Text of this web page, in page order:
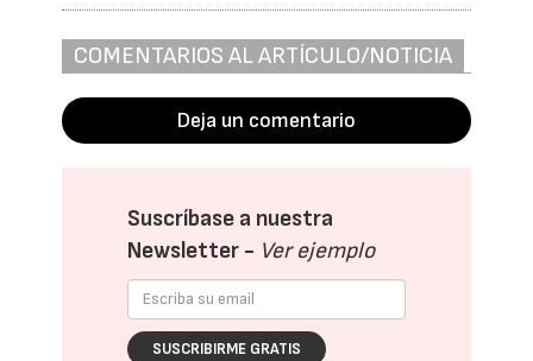
COMENTARIOS AL ARTÍCULO/NOTICIA
Deja un comentario
Suscríbase a nuestra
Newsletter - Ver ejemplo
SUSCRIBIRME GRATIS